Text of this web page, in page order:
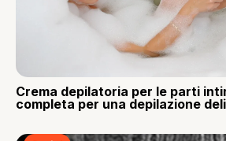
Crema depilatoria per le parti
completa per una depilazione